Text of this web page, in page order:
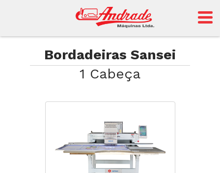
Andrade
Bordadeiras Sansei
1 Cabeça